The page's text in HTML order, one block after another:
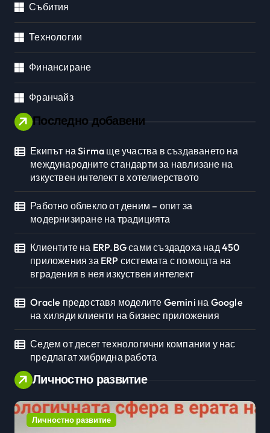
Събития
Технологии
Финансиране
Франчайз
Последно добавени
Екипът на Sirma ще участва в създаването на
международните стандарти за навлизане на
изкуствен интелект в хотелиерството
Работно облекло от деним – опит за
модернизиране на традицията
Клиентите на ERP.BG сами създадоха над 450
приложения за ERP системата с помощта на
вградения в нея изкуствен интелект
Oracle предоставя моделите Gemini на Google
на хиляди клиенти на бизнес приложения
Седем от десет технологични компании у нас
предлагат хибридна работа
Личностно развитие
Личностно развитие